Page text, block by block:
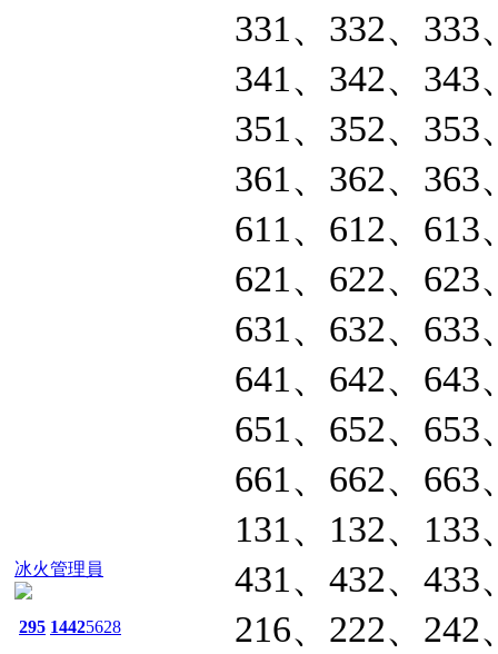
冰火管理員
295 14425628
331、332、333
341、342、343
351、352、353
361、362、363
611、612、613
621、622、623
631、632、633
641、642、643
651、652、653
661、662、663
131、132、133
431、432、433
216、222、242